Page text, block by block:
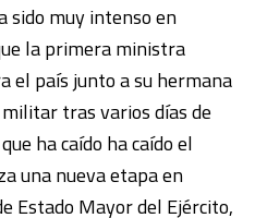
sido muy intenso en
la primera ministra
el país junto a su hermana
tras varios días de
ha caído ha caído el
una nueva etapa en
Estado Mayor del Ejército,